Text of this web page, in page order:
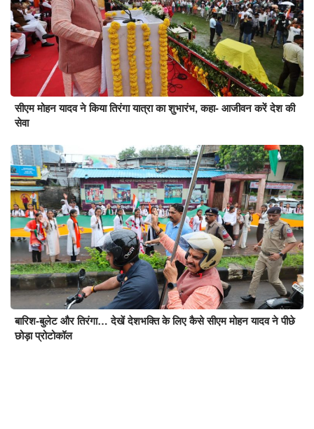
सीएम मोहन यादव ने किया तिरंगा यात्रा का शुभारंभ, कहा- आजीवन करें देश की
सेवा
बारिश-बुलेट और तिरंगा… देखें देशभक्ति के लिए कैसे सीएम मोहन यादव ने पीछे
छोड़ा प्रोटोकॉल